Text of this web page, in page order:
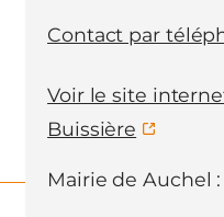
Contact par
Voir le site
Buissière
Mairie de Auchel :